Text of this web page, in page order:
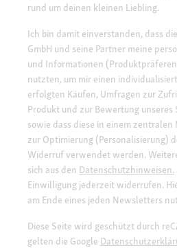
rund um deinen kleinen Liebling.
Ich bin damit einverstanden, dass
GmbH und seine Partner meine
und Informationen
nutzten, um mir einen
erfolgten Käufen, Umfragen zur
Produkt und zur Bewertung unseres
sowie dass diese in einem
zur Optimierung (Personalisierung)
Widerruf verwendet werden.
sich aus den Datenschutzhinweisen.
Einwilligung jederzeit widerrufen.
am Ende eines jeden Newsletters
Diese Seite wird geschützt durch
gelten die Google